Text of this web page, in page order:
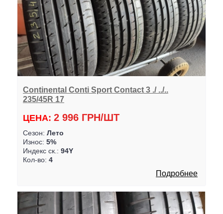
Continental Conti Sport Contact 3 ./ ../..
235/45R 17
ЦЕНА: 2 996 ГРН/ШТ
Сезон: Лето
Износ: 5%
Индекс ск.: 94Y
Кол-во: 4
Подробнее